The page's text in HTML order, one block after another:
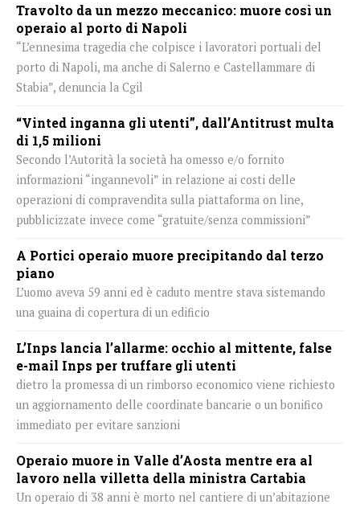
Travolto da un mezzo meccanico: muore così un
operaio al porto di Napoli
“L’ennesima tragedia che colpisce i lavoratori portuali del
porto di Napoli, ma anche di Salerno e Castellammare di
Stabia”, denuncia la Cgil
“Vinted inganna gli utenti”, dall’Antitrust multa
di 1,5 milioni
Secondo l’Autorità la società ha omesso e/o fornito
informazioni “ingannevoli” in relazione ai costi delle
operazioni di compravendita sulla piattaforma on line,
pubblicizzate invece come “gratuite/senza commissioni”
A Portici operaio muore precipitando dal terzo
piano
L’uomo aveva 59 anni ed è caduto mentre stava sistemando
una guaina di copertura di un edificio
L’Inps lancia l’allarme: occhio al mittente, false
e-mail Inps per truffare gli utenti
dietro la promessa di un rimborso economico viene richiesto
un aggiornamento delle coordinate bancarie o un bonifico
immediato per evitare sanzioni
Operaio muore in Valle d’Aosta mentre era al
lavoro nella villetta della ministra Cartabia
Un operaio di 38 anni è morto nel cantiere di un’abitazione